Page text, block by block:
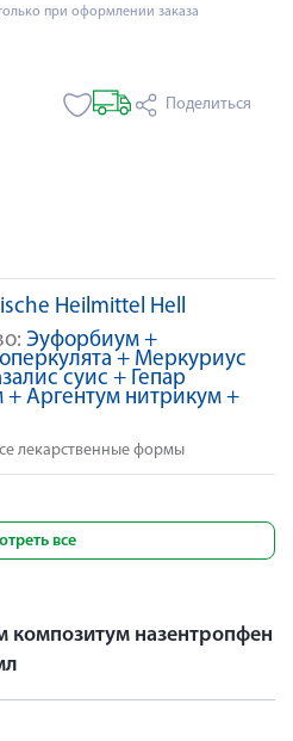
Heilmittel Hell
Эуфорбиум +
+ Меркуриус
суис + Гепар
+ Аргентум нитрикум +
лекарственные формы
при оформлении заказа
Поделиться
все
композитум назентропфен